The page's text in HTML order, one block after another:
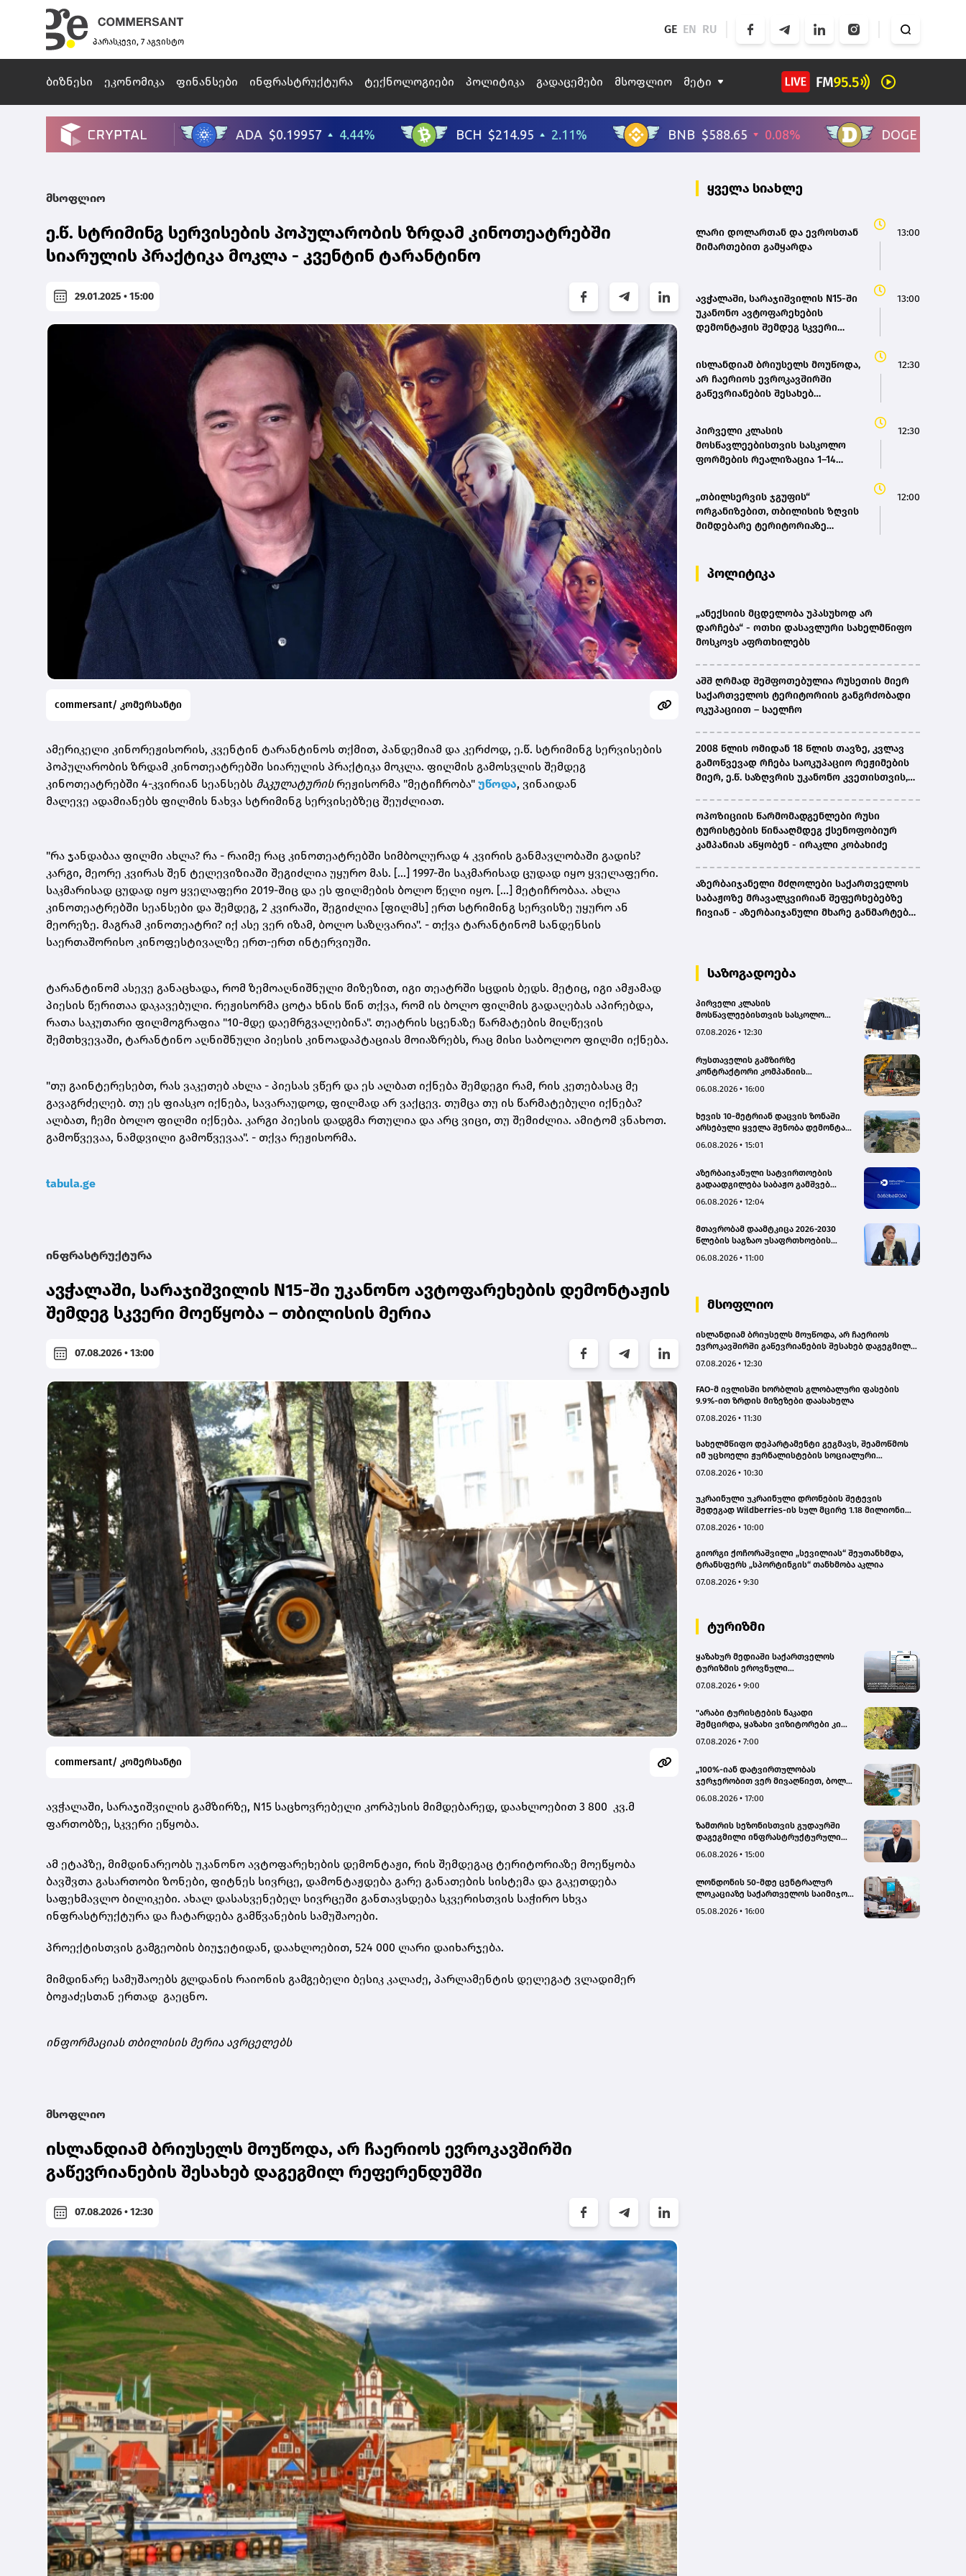
პარასკევი, 7 აგვისტო
GE EN RU
ბიზნესი ეკონომიკა ფინანსები ინფრასტრუქტურა ტექნოლოგიები პოლიტიკა გადაცემები მსოფლიო მეტი
მსოფლიო
ე.წ. სტრიმინგ სერვისების პოპულარობის ზრდამ კინოთეატრებში
სიარულის პრაქტიკა მოკლა - კვენტინ ტარანტინო
29.01.2025 • 15:00
commersant/ კომერსანტი
ამერიკელი კინორეჟისორის, კვენტინ ტარანტინოს თქმით, პანდემიამ და კერძოდ, ე.წ. სტრიმინგ სერვისების
პოპულარობის ზრდამ კინოთეატრებში სიარულის პრაქტიკა მოკლა. ფილმის გამოსვლის შემდეგ
კინოთეატრებში 4-კვირიან სეანსებს მაკულატურის რეჟისორმა "მეტიჩრობა" უწოდა, ვინაიდან
მალევე ადამიანებს ფილმის ნახვა სტრიმინგ სერვისებზეც შეუძლიათ.
"რა ჯანდაბაა ფილმი ახლა? რა - რაიმე რაც კინოთეატრებში სიმბოლურად 4 კვირის განმავლობაში გადის?
კარგი, მეორე კვირას შენ ტელევიზიაში შეგიძლია უყურო მას. [...] 1997-ში საკმარისად ცუდად იყო ყველაფერი.
საკმარისად ცუდად იყო ყველაფერი 2019-შიც და ეს ფილმების ბოლო წელი იყო. [...] მეტიჩრობაა. ახლა
კინოთეატრებში სეანსები და შემდეგ, 2 კვირაში, შეგიძლია [ფილმს] ერთ სტრიმინგ სერვისზე უყურო ან
მეორეზე. მაგრამ კინოთეატრი? იქ ასე ვერ იზამ, ბოლო საზღვარია". - თქვა ტარანტინომ სანდენსის
საერთაშორისო კინოფესტივალზე ერთ-ერთ ინტერვიუში.
ტარანტინომ ასევე განაცხადა, რომ ზემოაღნიშნული მიზეზით, იგი თეატრში სცდის ბედს. მეტიც, იგი ამჟამად
პიესის წერითაა დაკავებული. რეჟისორმა ცოტა ხნის წინ თქვა, რომ ის ბოლო ფილმის გადაღებას აპირებდა,
რათა საკუთარი ფილმოგრაფია "10-მდე დაემრგვალებინა". თეატრის სცენაზე წარმატების მიღწევის
შემთხვევაში, ტარანტინო აღნიშნული პიესის კინოადაპტაციას მოიაზრებს, რაც მისი საბოლოო ფილმი იქნება.
"თუ გაინტერესებთ, რას ვაკეთებ ახლა - პიესას ვწერ და ეს ალბათ იქნება შემდეგი რამ, რის კეთებასაც მე
გავაგრძელებ. თუ ეს ფიასკო იქნება, სავარაუდოდ, ფილმად არ ვაქცევ. თუმცა თუ ის წარმატებული იქნება?
ალბათ, ჩემი ბოლო ფილმი იქნება. კარგი პიესის დადგმა რთულია და არც ვიცი, თუ შემიძლია. ამიტომ ვნახოთ.
გამოწვევაა, ნამდვილი გამოწვევაა". - თქვა რეჟისორმა.
tabula.ge
ინფრასტრუქტურა
ავჭალაში, სარაჯიშვილის N15-ში უკანონო ავტოფარეხების დემონტაჟის
შემდეგ სკვერი მოეწყობა – თბილისის მერია
07.08.2026 • 13:00
commersant/ კომერსანტი
ავჭალაში, სარაჯიშვილის გამზირზე, N15 საცხოვრებელი კორპუსის მიმდებარედ, დაახლოებით 3 800 კვ.მ
ფართობზე, სკვერი ეწყობა.
ამ ეტაპზე, მიმდინარეობს უკანონო ავტოფარეხების დემონტაჟი, რის შემდეგაც ტერიტორიაზე მოეწყობა
ბავშვთა გასართობი ზონები, ფიტნეს სივრცე, დამონტაჟდება გარე განათების სისტემა და გაკეთდება
საფეხმავლო ბილიკები. ახალ დასასვენებელ სივრცეში განთავსდება სკვერისთვის საჭირო სხვა
ინფრასტრუქტურა და ჩატარდება გამწვანების სამუშაოები.
პროექტისთვის გამგეობის ბიუჯეტიდან, დაახლოებით, 524 000 ლარი დაიხარჯება.
მიმდინარე სამუშაოებს გლდანის რაიონის გამგებელი ბესიკ კალაძე, პარლამენტის დელეგატ ვლადიმერ
ბოჟაძესთან ერთად გაეცნო.
ინფორმაციას თბილისის მერია ავრცელებს
მსოფლიო
ისლანდიამ ბრიუსელს მოუწოდა, არ ჩაერიოს ევროკავშირში
გაწევრიანების შესახებ დაგეგმილ რეფერენდუმში
07.08.2026 • 12:30
ყველა სიახლე
ლარი დოლართან და ევროსთან
მიმართებით გამყარდა
13:00
ავჭალაში, სარაჯიშვილის N15-ში
უკანონო ავტოფარეხების
დემონტაჟის შემდეგ სკვერი
13:00
ისლანდიამ ბრიუსელს მოუწოდა,
არ ჩაერიოს ევროკავშირში
გაწევრიანების შესახებ
12:30
პირველი კლასის
მოსწავლეებისთვის სასკოლო
ფორმების რეალიზაცია 1–14
12:30
,,თბილსერვის ჯგუფის“
ორგანიზებით, თბილისის ზღვის
მიმდებარე ტერიტორიაზე
12:00
პოლიტიკა
„ანექსიის მცდელობა უპასუხოდ არ
დარჩება“ - ოთხი დასავლური სახელმწიფო
მოსკოვს აფრთხილებს
აშშ ღრმად შეშფოთებულია რუსეთის მიერ
საქართველოს ტერიტორიის განგრძობადი
ოკუპაციით – საელჩო
2008 წლის ომიდან 18 წლის თავზე, კვლავ
გამოწვევად რჩება საოკუპაციო რეჟიმების
მიერ, ე.წ. საზღვრის უკანონო კვეთისთვის,
ენაზე განათლების ხელმისაწვდომობა-
სახალხო დამცველი
ოპოზიციის წარმომადგენლები რუსი
ტურისტების წინააღმდეგ ქსენოფობიურ
კამპანიას აწყობენ - ირაკლი კობახიძე
აზერბაიჯანელი მძღოლები საქართველოს
საბაჟოზე მრავალკვირიან შეფერხებებზე
ჩივიან - აზერბაიჯანული მხარე განმარტებას
საზოგადოება
პირველი კლასის
მოსწავლეებისთვის სასკოლო
სექტემბრის პერიოდში
07.08.2026 • 12:30
რუსთაველის გამზირზე
კონტრაქტორი კომპანიის
ახლოს იმოძრავა, რამაც ნიადაგის
გამოიწვია, გადაბრუნდა
ავტომანქანა - თვითმცლელში
იმყოფებოდა მცირეწლოვანი ბავშვი
06.08.2026 • 16:00
ხევის 10-მეტრიან დაცვის ზონაში
არსებული ყველა შენობა დემონტაჟს
06.08.2026 • 15:01
აზერბაიჯანული სატვირთოების
გადაადგილება საბაჟო გამშვებ
მიმდინარეობს- შემოსავლების
06.08.2026 • 12:04
მთავრობამ დაამტკიცა 2026-2030
წლების საგზაო უსაფრთხოების
სამოქმედო გეგმა – თამარ
06.08.2026 • 11:00
მსოფლიო
ისლანდიამ ბრიუსელს მოუწოდა, არ ჩაერიოს
ევროკავშირში გაწევრიანების შესახებ დაგეგმილ
07.08.2026 • 12:30
FAO-მ ივლისში ხორბლის გლობალური ფასების
9.9%-ით ზრდის მიზეზები დაასახელა
07.08.2026 • 11:30
სახელმწიფო დეპარტამენტი გეგმავს, შეამოწმოს
იმ უცხოელი ჟურნალისტების სოციალური
ვიზას ითხოვენ – „როიტერი“
07.08.2026 • 10:30
უკრაინული უკრაინული დრონების შეტევის
შედეგად Wildberries-ის სულ მცირე 1.18 მილიონი
07.08.2026 • 10:00
გიორგი ქოჩორაშვილი „სევილიას“ შეუთანხმდა,
ტრანსფერს „სპორტინგის“ თანხმობა აკლია
07.08.2026 • 9:30
ტურიზმი
ყაზახურ მედიაში საქართველოს
ტურიზმის ეროვნული
კამპანიის ფარგლებში სტატიები
07.08.2026 • 9:00
"არაბი ტურისტების ნაკადი
შემცირდა, ყაზახი ვიზიტორები კი
Hotel
07.08.2026 • 7:00
„100%-იან დატვირთულობას
ჯერჯერობით ვერ მივაღწიეთ, ბოლო
გაუქმდა“ - Kobuleti Beach Club
06.08.2026 • 17:00
ზამთრის სეზონისთვის გუდაურში
დაგეგმილი ინფრასტრუქტურული
გუდაურის ტურისტული
დარსალია
06.08.2026 • 15:00
ლონდონის 50-მდე ცენტრალურ
ლოკაციაზე საქართველოს საიმიჯო
05.08.2026 • 16:00